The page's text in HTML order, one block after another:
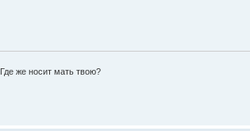
же носит мать твою?